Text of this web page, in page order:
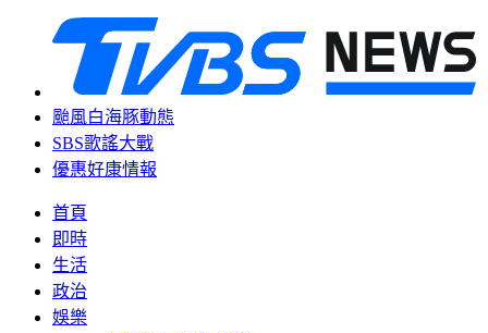
颱風白海豚動態
SBS歌謠大戰
優惠好康情報
首頁
即時
生活
政治
娛樂